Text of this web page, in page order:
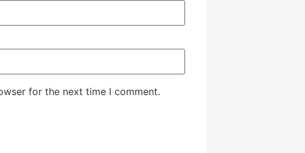
for the next time I comment.